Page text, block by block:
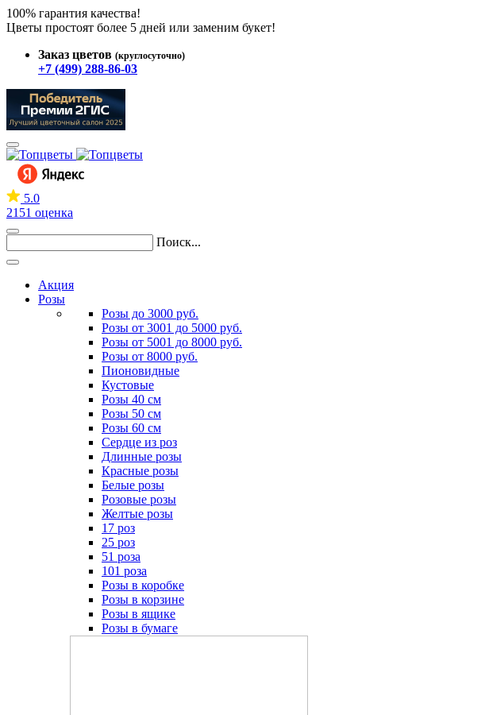
100% гарантия качества!
Цветы простоят более 5 дней или заменим букет!
Заказ цветов (круглосуточно)
+7 (499) 288-86-03
5.0
2151 оценка
Поиск...
Акция
Розы
Розы до 3000 руб.
Розы от 3001 до 5000 руб.
Розы от 5001 до 8000 руб.
Розы от 8000 руб.
Пионовидные
Кустовые
Розы 40 см
Розы 50 см
Розы 60 см
Сердце из роз
Длинные розы
Красные розы
Белые розы
Розовые розы
Желтые розы
17 роз
25 роз
51 роза
101 роза
Розы в коробке
Розы в корзине
Розы в ящике
Розы в бумаге